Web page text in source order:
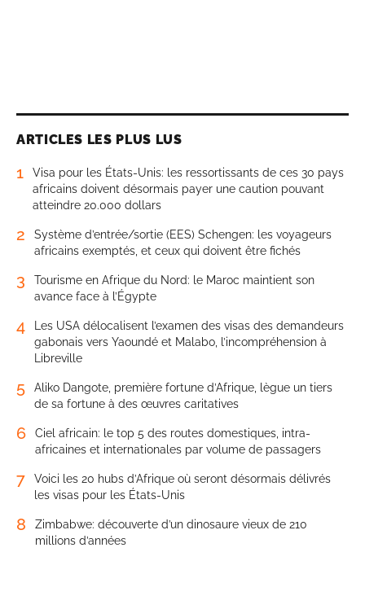
ARTICLES LES PLUS LUS
1
Visa pour les États-Unis: les ressortissants de ces 30 pays
africains doivent désormais payer une caution pouvant
atteindre 20.000 dollars
2
Système d’entrée/sortie (EES) Schengen: les voyageurs
africains exemptés, et ceux qui doivent être fichés
3
Tourisme en Afrique du Nord: le Maroc maintient son
avance face à l’Égypte
4
Les USA délocalisent l’examen des visas des demandeurs
gabonais vers Yaoundé et Malabo, l’incompréhension à
Libreville
5
Aliko Dangote, première fortune d’Afrique, lègue un tiers
de sa fortune à des œuvres caritatives
6
Ciel africain: le top 5 des routes domestiques, intra-
africaines et internationales par volume de passagers
7
Voici les 20 hubs d’Afrique où seront désormais délivrés
les visas pour les États-Unis
8
Zimbabwe: découverte d’un dinosaure vieux de 210
millions d’années